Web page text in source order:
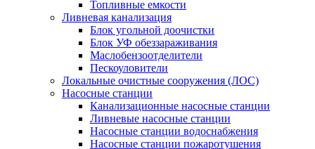
Топливные емкости
Ливневая канализация
Блок угольной доочистки
Блок УФ обеззараживания
Маслобензоотделители
Пескоуловители
Локальные очистные сооружения (ЛОС)
Насосные станции
Канализационные насосные станции
Ливневые насосные станции
Насосные станции водоснабжения
Насосные станции пожаротушения